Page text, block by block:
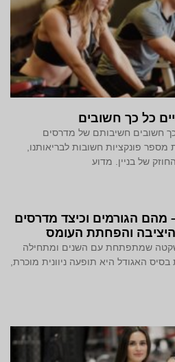
כל כך חשובים
חשובים חשיבותם של מדרסים
פונקציות חשובות לבריאותנו,
של בניין. מדוע
הגורמים וכיצד מדרסים
והפחתת העומס
שמתפתחת עם השנים ומתחילה
האגודל היא תופעה ניוונית מוכרת,